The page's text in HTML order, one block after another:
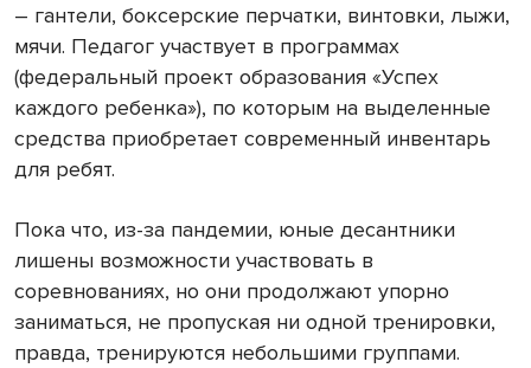
– гантели, боксерские перчатки, винтовки, лыжи,
мячи. Педагог участвует в программах
(федеральный проект образования «Успех
каждого ребенка»), по которым на выделенные
средства приобретает современный инвентарь
для ребят.
Пока что, из-за пандемии, юные десантники
лишены возможности участвовать в
соревнованиях, но они продолжают упорно
заниматься, не пропуская ни одной тренировки,
правда, тренируются небольшими группами.